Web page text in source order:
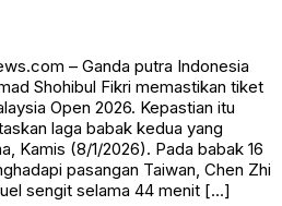
– Ganda putra Indonesia
Shohibul Fikri memastikan tiket
Open 2026. Kepastian itu
laga babak kedua yang
Kamis (8/1/2026). Pada babak 16
pasangan Taiwan, Chen Zhi
sengit selama 44 menit […]